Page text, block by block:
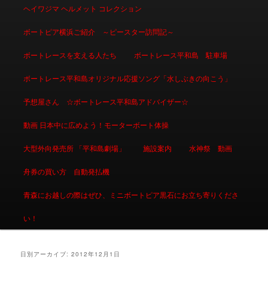
ヘイワジマ ヘルメット コレクション
ボートピア横浜ご紹介 ～ピースター訪問記～
ボートレースを支える人たち ボートレース平和島 駐車場
ボートレース平和島オリジナル応援ソング「水しぶきの向こう」
予想屋さん ☆ボートレース平和島アドバイザー☆
動画 日本中に広めよう！モーターボート体操
大型外向発売所 「平和島劇場」 施設案内 水神祭 動画
舟券の買い方 自動発払機
青森にお越しの際はぜひ、ミニボートピア黒石にお立ち寄りくださ
い！
日別アーカイブ:2012年12月1日